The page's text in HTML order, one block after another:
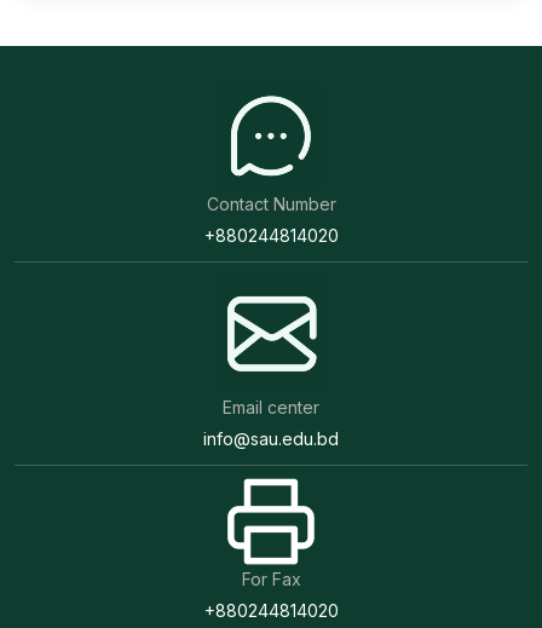
Contact Number
+880244814020
Email center
info@sau.edu.bd
For Fax
+880244814020